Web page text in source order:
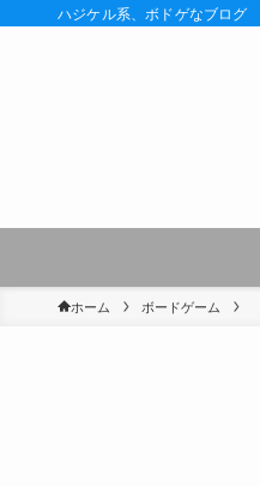
ハジケル系、ボドゲなブログ
ホーム ボードゲーム